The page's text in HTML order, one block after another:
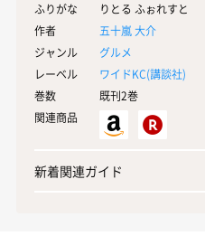
ふりがな
りとる ふぉれすと
作者
五十嵐 大介
ジャンル
グルメ
レーベル
ワイドKC(講談社)
巻数
既刊2巻
関連商品
新着関連ガイド